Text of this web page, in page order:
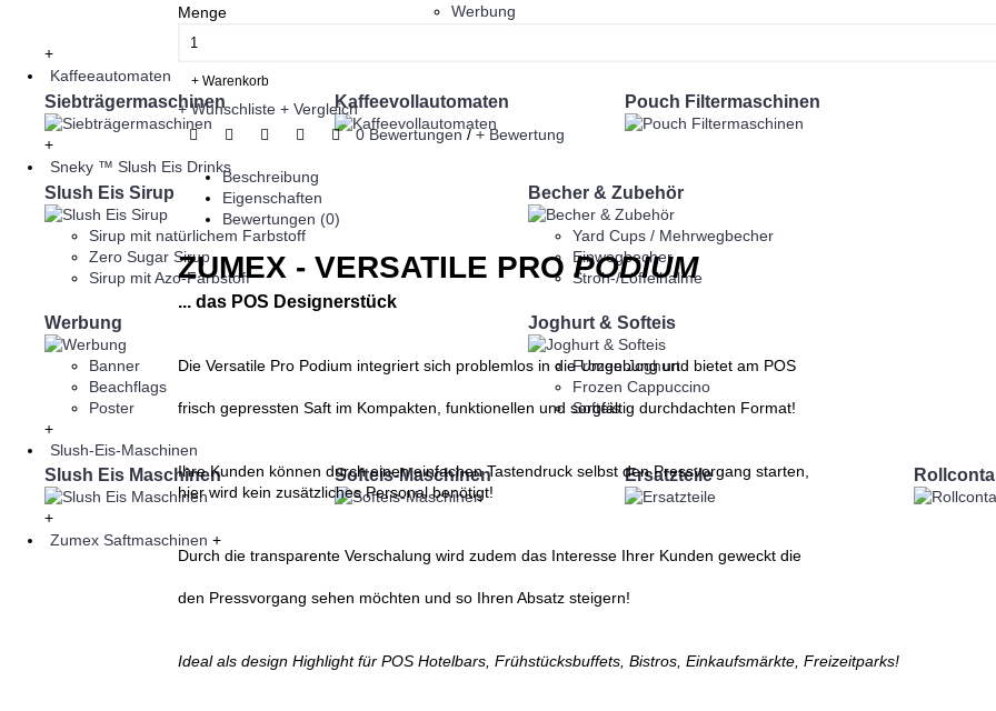
Werbung
+
Kaffeeautomaten
Siebträgermaschinen Kaffeevollautomaten Pouch Filtermaschinen
+
Sneky ™ Slush Eis Drinks
Slush Eis Sirup
Sirup mit natürlichem Farbstoff
Zero Sugar Sirup
Sirup mit Azo-Farbstoff
Becher & Zubehör
Yard Cups / Mehrwegbecher
Einwegbecher
Stroh-/Löffelhalme
Werbung
Banner
Beachflags
Poster
Joghurt & Softeis
Frozen Joghurt
Frozen Cappuccino
Softeis
+
Slush-Eis-Maschinen
Slush Eis Maschinen Softeis-Maschinen Ersatzteile
+
Zumex Saftmaschinen +
Menge
+ Warenkorb
+ Wunschliste + Vergleich
0 Bewertungen/+ Bewertung
Beschreibung
Eigenschaften
Bewertungen (0)
ZUMEX - VERSATILE PRO PODIUM
... das POS Designerstück
Die Versatile Pro Podium integriert sich problemlos in die Umgebung und bietet am POS
frisch gepressten Saft im Kompakten, funktionellen und sorgfältig durchdachten Format!
Ihre Kunden können durch einen einfachen Tastendruck selbst den Pressvorgang starten,
hier wird kein zusätzliches Personal benötigt!
Durch die transparente Verschalung wird zudem das Interesse Ihrer Kunden geweckt die
den Pressvorgang sehen möchten und so Ihren Absatz steigern!
Ideal als design Highlight für POS Hotelbars, Frühstücksbuffets, Bistros, Einkaufsmärkte, Freizeitparks!